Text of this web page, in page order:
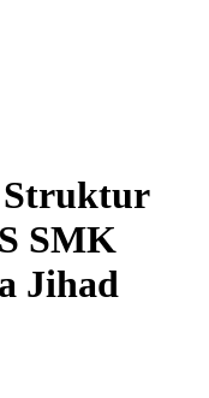
SMK
Jihad